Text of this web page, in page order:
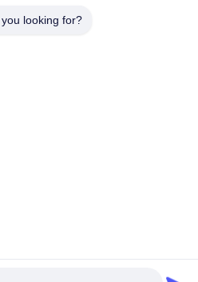
ธิ์ 2025 Hangzhou Ecoographix
looking for?